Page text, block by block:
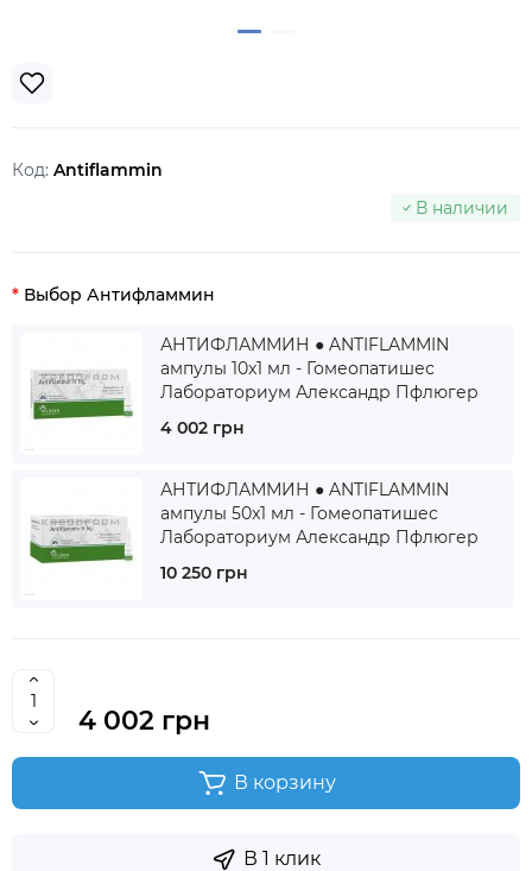
Код: Antiflammin
В наличии
Выбор Антифламмин
АНТИФЛАММИН ● ANTIFLAMMIN
ампулы 10x1 мл - Гомеопатишес
Лабораториум Александр Пфлюгер
4 002 грн
АНТИФЛАММИН ● ANTIFLAMMIN
ампулы 50x1 мл - Гомеопатишес
Лабораториум Александр Пфлюгер
10 250 грн
4 002 грн
В корзину
В 1 клик